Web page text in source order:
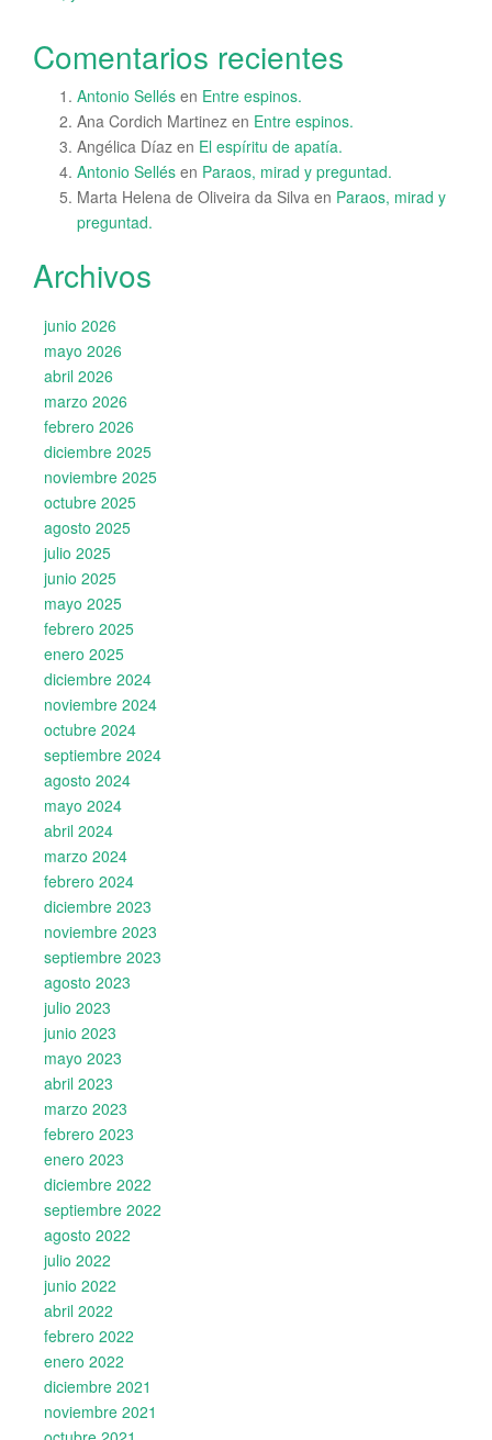
Comentarios recientes
Antonio Sellés en Entre espinos.
Ana Cordich Martinez en Entre espinos.
Angélica Díaz en El espíritu de apatía.
Antonio Sellés en Paraos, mirad y preguntad.
Marta Helena de Oliveira da Silva en Paraos, mirad y
preguntad.
Archivos
junio 2026
mayo 2026
abril 2026
marzo 2026
febrero 2026
diciembre 2025
noviembre 2025
octubre 2025
agosto 2025
julio 2025
junio 2025
mayo 2025
febrero 2025
enero 2025
diciembre 2024
noviembre 2024
octubre 2024
septiembre 2024
agosto 2024
mayo 2024
abril 2024
marzo 2024
febrero 2024
diciembre 2023
noviembre 2023
septiembre 2023
agosto 2023
julio 2023
junio 2023
mayo 2023
abril 2023
marzo 2023
febrero 2023
enero 2023
diciembre 2022
septiembre 2022
agosto 2022
julio 2022
junio 2022
abril 2022
febrero 2022
enero 2022
diciembre 2021
noviembre 2021